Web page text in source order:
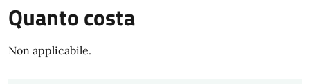
Quanto costa
Non applicabile.